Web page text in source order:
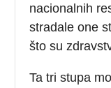
nacionalnih
stradale one
što su
Ta tri stupa